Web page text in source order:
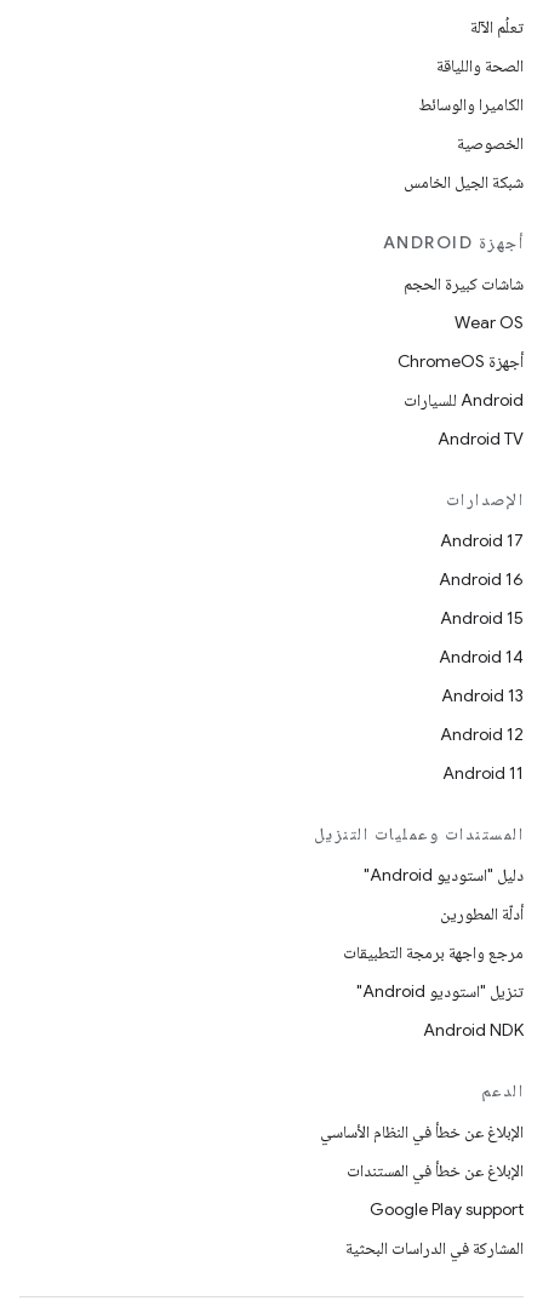
تعلُم الآلة
الصحة واللياقة
الكاميرا والوسائط
الخصوصية
شبكة الجيل الخامس
أجهزة ANDROID
شاشات كبيرة الحجم
Wear OS
أجهزة ChromeOS
Android للسيارات
Android TV
الإصدارات
Android 17
Android 16
Android 15
Android 14
Android 13
Android 12
Android 11
المستندات وعمليات التنزيل
دليل "استوديو Android"
أدلّة المطورين
مرجع واجهة برمجة التطبيقات
تنزيل "استوديو Android"
Android NDK
الدعم
الإبلاغ عن خطأ في النظام الأساسي
الإبلاغ عن خطأ في المستندات
Google Play support
المشاركة في الدراسات البحثية